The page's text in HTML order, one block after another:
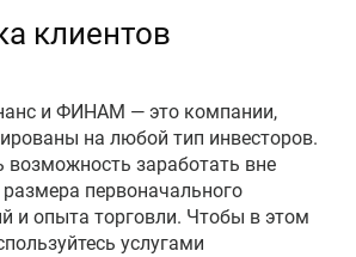
клиентов
и ФИНАМ — это компании,
на любой тип инвесторов.
возможность заработать вне
первоначального
и опыта торговли. Чтобы в этом
услугами